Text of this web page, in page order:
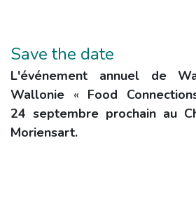
Save the date
L'événement annuel de
Wallonie « Food
24 septembre prochain au
Moriensart.